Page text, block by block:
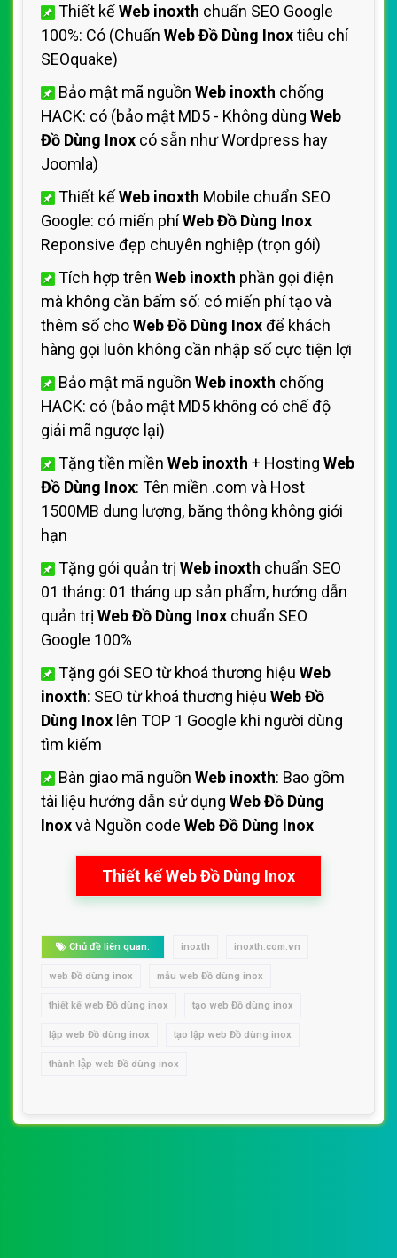
Thiết kếWeb inoxth chuẩn SEO Google
100%: Có (Chuẩn Web Đồ Dùng Inoxtiêu chí
SEOquake)
Bảo mật mã nguồn Web inoxth chống
HACK: có (bảo mật MD5 - Không dùng Web
Đồ Dùng Inox có sẵn như Wordpress hay
Joomla)
Thiết kếWeb inoxth Mobile chuẩn SEO
Google: có miến phíWeb Đồ Dùng Inox
Reponsive đẹp chuyên nghiệp (trọn gói)
Tích hợp trên Web inoxth phần gọi điện
mà không cần bấm số: có miến phí tạo và
thêm số choWeb Đồ Dùng Inoxđể khách
hàng gọi luôn không cần nhập số cực tiện lợi
Bảo mật mã nguồn Web inoxth chống
HACK: có (bảo mật MD5 không có chế độ
giải mã ngược lại)
Tặng tiền miền Web inoxth + Hosting Web
Đồ Dùng Inox: Tên miền .com và Host
1500MB dung lượng, băng thông không giới
hạn
Tặng gói quản trị Web inoxth chuẩn SEO
01 tháng: 01 tháng up sản phẩm, hướng dẫn
quản trị Web Đồ Dùng Inox chuẩn SEO
Google 100%
Tặng gói SEO từ khoá thương hiệu Web
inoxth: SEO từ khoá thương hiệu Web Đồ
Dùng Inox lên TOP 1 Google khi người dùng
tìm kiếm
Bàn giao mã nguồn Web inoxth: Bao gồm
tài liệu hướng dẫn sử dụng Web Đồ Dùng
Inoxvà Nguồn code Web Đồ Dùng Inox
Thiết kế Web Đồ Dùng Inox
Chủ đề liên quan: inoxth inoxth.com.vn
web Đồ dùng inox mẫu web Đồ dùng inox
thiết kế web Đồ dùng inox tạo web Đồ dùng inox
lập web Đồ dùng inox tạo lập web Đồ dùng inox
thành lập web Đồ dùng inox